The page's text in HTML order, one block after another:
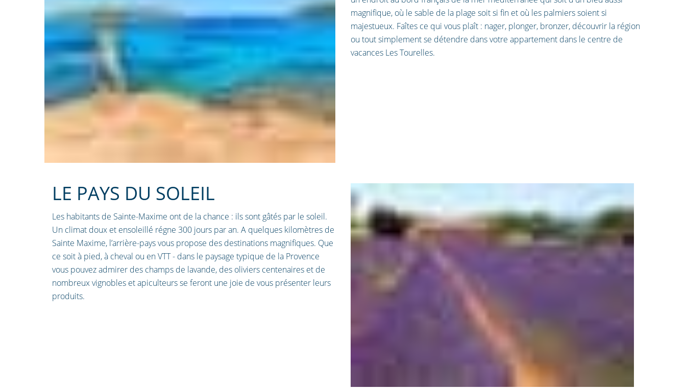
magnifique, où le sable de la plage soit si fin et où les palmiers soient si
majestueux. Faîtes ce qui vous plaît : nager, plonger, bronzer, découvrir la région
ou tout simplement se détendre dans votre appartement dans le centre de
vacances Les Tourelles.
LE PAYS DU SOLEIL
Les habitants de Sainte-Maxime ont de la chance : ils sont gâtés par le soleil.
Un climat doux et ensoleillé régne 300 jours par an. A quelques kilomètres de
Sainte Maxime, l’arrière-pays vous propose des destinations magnifiques. Que
ce soit à pied, à cheval ou en VTT - dans le paysage typique de la Provence
vous pouvez admirer des champs de lavande, des oliviers centenaires et de
nombreux vignobles et apiculteurs se feront une joie de vous présenter leurs
produits.